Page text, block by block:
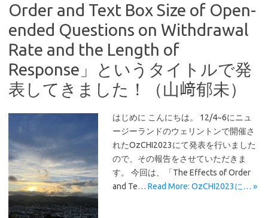
Order and Text Box Size of Open-
ended Questions on Withdrawal
Rate and the Length of
Response」というタイトルで発
表してきました！（山﨑郁未）
はじめに こんにちは。 12/4~6にニュ
ージーランドのウェリントンで開催さ
れたOzCHI2023にて発表を行いました
ので、その報告をさせていただきま
す。 今回は、「The Effects of Order
and Te… Read More: OzCHI2023に… »